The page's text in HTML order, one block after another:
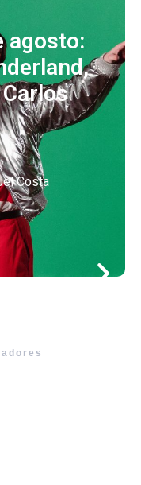
agosto:
Costa